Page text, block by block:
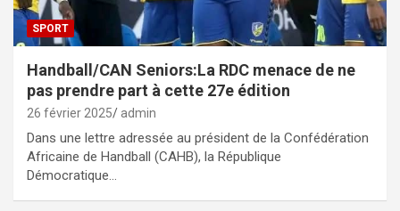
SPORT
Handball/CAN Seniors:La RDC menace de ne
pas prendre part à cette 27e édition
26 février 2025 admin
Dans une lettre adressée au président de la Confédération
Africaine de Handball (CAHB), la République
Démocratique…